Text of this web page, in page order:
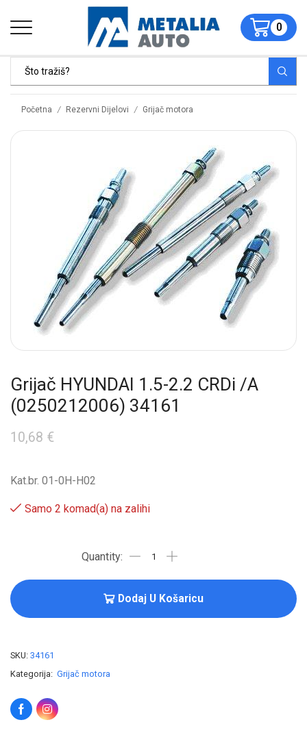
0
Početna / Rezervni Dijelovi / Grijač motora
Grijač HYUNDAI 1.5-2.2 CRDi /A
(0250212006) 34161
10,68 €
Kat.br. 01-0H-H02
Samo 2 komad(a) na zalihi
Dodaj U Košaricu
SKU: 34161
Kategorija: Grijač motora